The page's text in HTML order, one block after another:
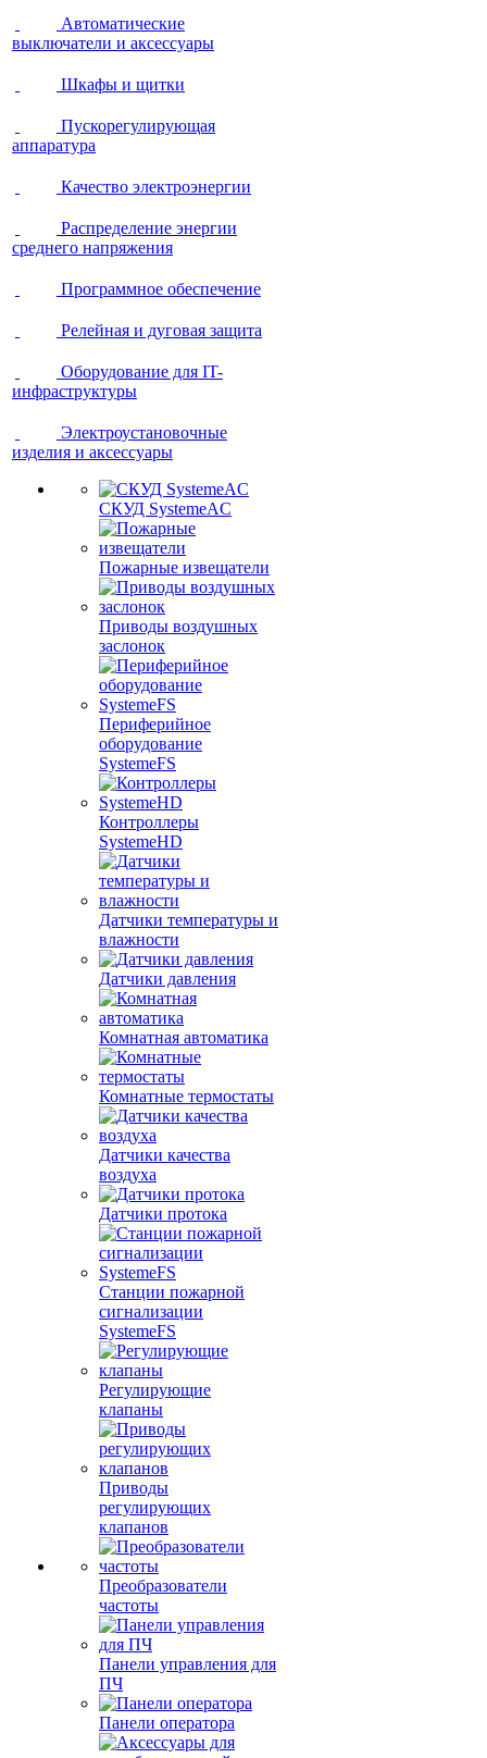
Автоматические
выключатели и аксессуары
Шкафы и щитки
Пускорегулирующая
аппаратура
Качество электроэнергии
Распределение энергии
среднего напряжения
Программное обеспечение
Релейная и дуговая защита
Оборудование для IT-
инфраструктуры
Электроустановочные
изделия и аксессуары
СКУД SystemeAC
Пожарные извещатели
Приводы воздушных
заслонок
Периферийное
оборудование
SystemeFS
Контроллеры
SystemeHD
Датчики температуры и
влажности
Датчики давления
Комнатная автоматика
Комнатные термостаты
Датчики качества
воздуха
Датчики протока
Станции пожарной
сигнализации
SystemeFS
Регулирующие
клапаны
Приводы
регулирующих
клапанов
Преобразователи
частоты
Панели управления для
ПЧ
Панели оператора